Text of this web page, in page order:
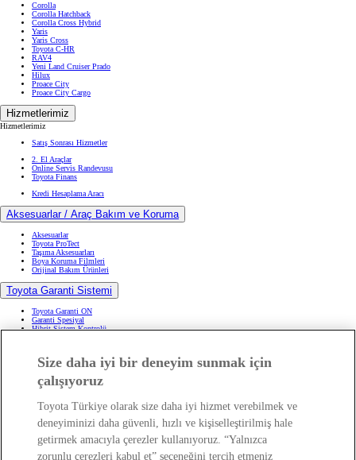
Corolla
Corolla Hatchback
Corolla Cross Hybrid
Yaris
Yaris Cross
Toyota C-HR
RAV4
Yeni Land Cruiser Prado
Hilux
Proace City
Proace City Cargo
Hizmetlerimiz
Hizmetlerimiz
Satış Sonrası Hizmetler
2. El Araçlar
Online Servis Randevusu
Toyota Finans
Kredi Hesaplama Aracı
Aksesuarlar / Araç Bakım ve Koruma
Aksesuarlar
Toyota ProTect
Taşıma Aksesuarları
Boya Koruma Filmleri
Orijinal Bakım Ürünleri
Toyota Garanti Sistemi
Toyota Garanti ON
Garanti Spesiyal
Hibrit Sistem Kontrolü
Apple Car Play ve Android Auto Uygulaması Hakkında
Geri Çağırma Kampanyası
Kullanıcı El Kitapları
Satış Sonrası Hizmetler ve Yol Yardım Kitapçıkları
Servis & Yedek Parça
Online Servis Randevusu
Toyota Bakım Paketleri
Size daha iyi bir deneyim sunmak için
çalışıyoruz
Toyota Türkiye olarak size daha iyi hizmet verebilmek ve
deneyiminizi daha güvenli, hızlı ve kişiselleştirilmiş hale
getirmek amacıyla çerezler kullanıyoruz. “Yalnızca
zorunlu çerezleri kabul et” seçeneğini tercih etmeniz